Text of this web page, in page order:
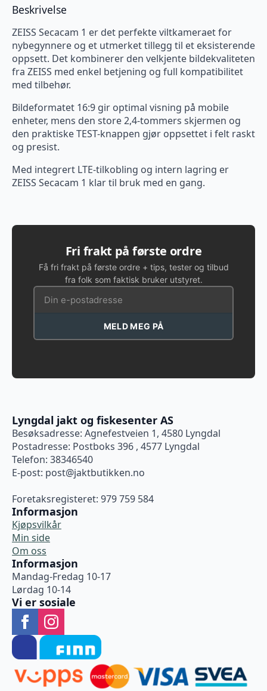
Beskrivelse
ZEISS Secacam 1 er det perfekte viltkameraet for
nybegynnere og et utmerket tillegg til et eksisterende
oppsett. Det kombinerer den velkjente bildekvaliteten
fra ZEISS med enkel betjening og full kompatibilitet
med tilbehør.
Bildeformatet 16:9 gir optimal visning på mobile
enheter, mens den store 2,4-tommers skjermen og
den praktiske TEST-knappen gjør oppsettet i felt raskt
og presist.
Med integrert LTE-tilkobling og intern lagring er
ZEISS Secacam 1 klar til bruk med en gang.
Fri frakt på første ordre
Få fri frakt på første ordre + tips, tester og tilbud
fra folk som faktisk bruker utstyret.
MELD MEG PÅ
Lyngdal jakt og fiskesenter AS
Besøksadresse: Agnefestveien 1, 4580 Lyngdal
Postadresse: Postboks 396 , 4577 Lyngdal
Telefon: 38346540
E-post: post@jaktbutikken.no
Foretaksregisteret: 979 759 584
Informasjon
Kjøpsvilkår
Min side
Om oss
Informasjon
Mandag-Fredag 10-17
Lørdag 10-14
Vi er sosiale